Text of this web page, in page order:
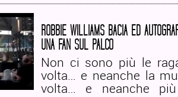
ROBBIE WILLIAMS BACIA ED
UNA FAN SUL PALCO
Non ci sono più le
volta… e neanche la
volta… e neanche